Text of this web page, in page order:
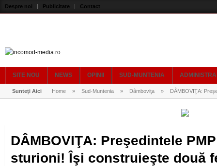
Despre noi Publicitate Contact
SITE NOU NEWS OPINII SUD-MUNTENIA
Sunteți Aici Home » Sud-Muntenia » Dâmboviţa » DÂMBOVIŢA:
DÂMBOVIŢA: Preşedintele
sturioni! Îşi construieşte două